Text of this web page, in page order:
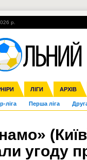
р.
ЛІГИ АРХІВ
ліга Перша ліга
Ліга Європи Міжнародні
Італія Німеччина
2016 Росія Кубок
2-й тур ВІЙНА
угоду